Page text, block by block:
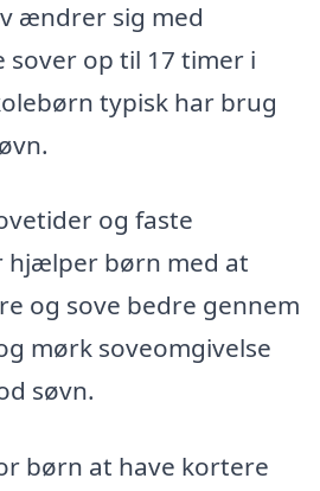
ændrer sig med
sover op til 17 timer i
typisk har brug
og faste
hjælper børn med at
og sove bedre gennem
mørk soveomgivelse
søvn.
børn at have kortere